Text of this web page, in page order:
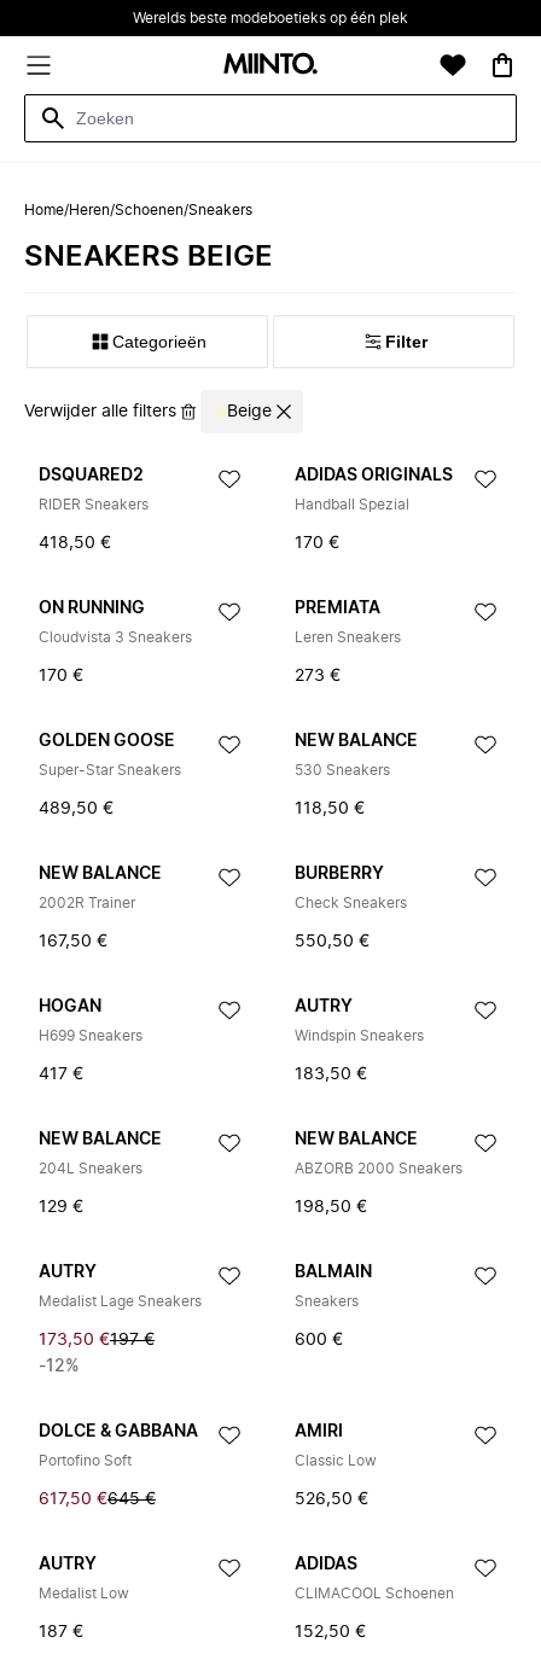
Werelds beste modeboetieks op één plek
Home/Heren/Schoenen/Sneakers
SNEAKERS BEIGE
Categorieën Filter
Verwijder alle filters Beige
DSQUARED2
RIDER Sneakers
418,50 €
ADIDAS ORIGINALS
Handball Spezial
170 €
ON RUNNING
Cloudvista 3 Sneakers
170 €
PREMIATA
Leren Sneakers
273 €
GOLDEN GOOSE
Super-Star Sneakers
489,50 €
NEW BALANCE
530 Sneakers
118,50 €
NEW BALANCE
2002R Trainer
167,50 €
BURBERRY
Check Sneakers
550,50 €
HOGAN
H699 Sneakers
417 €
AUTRY
Windspin Sneakers
183,50 €
NEW BALANCE
204L Sneakers
129 €
NEW BALANCE
ABZORB 2000 Sneakers
198,50 €
AUTRY
Medalist Lage Sneakers
173,50 €197 €
-12%
BALMAIN
Sneakers
600 €
DOLCE & GABBANA
Portofino Soft
617,50 €645 €
AMIRI
Classic Low
526,50 €
AUTRY
Medalist Low
187 €
ADIDAS
CLIMACOOL Schoenen
152,50 €